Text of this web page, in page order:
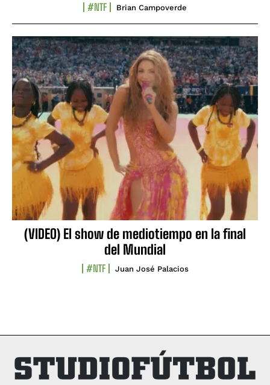
#NTF Brian Campoverde
(VIDEO) El show de mediotiempo en la final
del Mundial
#NTF Juan José Palacios